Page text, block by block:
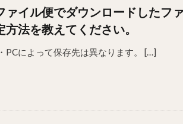
ァイル便でダウンロードしたフ
方法を教えてください。
PCによって保存先は異なります。 […]